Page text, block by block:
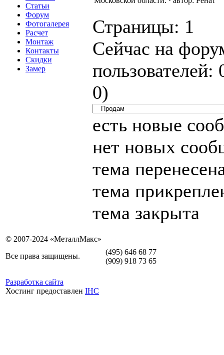
Статьи
Форум
Фотогалерея
Расчет
Монтаж
Контакты
Скидки
Замер
Страницы: 1
Сейчас на
пользователей:
0)
есть новые
нет новых
тема
тема
тема закрыта
© 2007-2024 «МеталлМакс»
Все права защищены.
Разработка сайта
Хостинг предоставлен IHC
(495) 646 68 77
(909) 918 73 65